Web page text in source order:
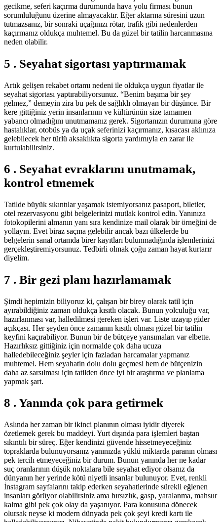
gecikme, seferi kaçırma durumunda hava yolu firması bunun
sorumluluğunu üzerine almayacaktır. Eğer aktarma süresini uzun
tutmazsanız, bir sonraki uçağınızı rötar, trafik gibi nedenlerden
kaçırmanız oldukça muhtemel. Bu da güzel bir tatilin harcanmasına
neden olabilir.
5 . Seyahat sigortası yaptırmamak
Artık gelişen rekabet ortamı nedeni ile oldukça uygun fiyatlar ile
seyahat sigortası yaptırabiliyorsunuz. “Benim başıma bir şey
gelmez,” demeyin zira bu pek de sağlıklı olmayan bir düşünce. Bir
kere gittiğiniz yerin insanlarının ve kültürünün size tamamen
yabancı olmadığını unutmamanız gerek. Sigortanızın durumuna göre
hastalıklar, otobüs ya da uçak seferinizi kaçırmanız, kısacası aklınıza
gelebilecek her türlü aksaklıkta sigorta yardımıyla en zarar ile
kurtulabilirsiniz.
6 . Seyahat evraklarını unutmamak,
kontrol etmemek
Tatilde büyük sıkıntılar yaşamak istemiyorsanız pasaport, biletler,
otel rezervasyonu gibi belgelerinizi mutlak kontrol edin. Yanınıza
fotokopilerini almanın yanı sıra kendinize mail olarak bir örneğini de
yollayın. Evet biraz saçma gelebilir ancak bazı ülkelerde bu
belgelerin sanal ortamda birer kayıtları bulunmadığında işlemlerinizi
gerçekleştiremiyorsunuz. Tedbirli olmak çoğu zaman hayat kurtarır
diyelim.
7 . Bir gezi planı hazırlamamak
Şimdi hepimizin biliyoruz ki, çalışan bir birey olarak tatil için
ayırabildiğiniz zaman oldukça kısıtlı olacak. Bunun yolculuğu var,
hazırlanması var, halledilmesi gereken işleri var. Liste uzayıp gider
açıkçası. Her şeyden önce zamanın kısıtlı olması güzel bir tatilin
keyfini kaçırabiliyor. Bunun bir de bütçeye yansımaları var elbette.
Hazırlıksız gittiğiniz için normalde çok daha ucuza
halledebileceğiniz şeyler için fazladan harcamalar yapmanız
muhtemel. Hem seyahatin dolu dolu geçmesi hem de bütçenizin
daha az sarsılması için tatilden önce iyi bir araştırma ve planlama
yapmak şart.
8 . Yanında çok para getirmek
Aslında her zaman bir ikinci planının olması iyidir diyerek
özetlemek gerek bu maddeyi. Yurt dışında para işlemleri baştan
sıkıntılı bir süreç. Eğer kendinizi güvende hissetmeyeceğiniz
topraklarda bulunuyorsanız yanınızda yüklü miktarda paranın olması
pek tercih etmeyeceğiniz bir durum. Bunun yanında her ne kadar
suç oranlarının düşük noktalara bile seyahat ediyor olsanız da
dünyanın her yerinde kötü niyetli insanlar bulunuyor. Evet, renkli
İnstagram sayfalarını takip ederken seyahatlerinde sürekli eğlenen
insanları görüyor olabilirsiniz ama hırsızlık, gasp, yaralanma, mahsur
kalma gibi pek çok olay da yaşanıyor. Para konusuna dönecek
olursak neyse ki modern dünyada pek çok şeyi kredi kartı ile